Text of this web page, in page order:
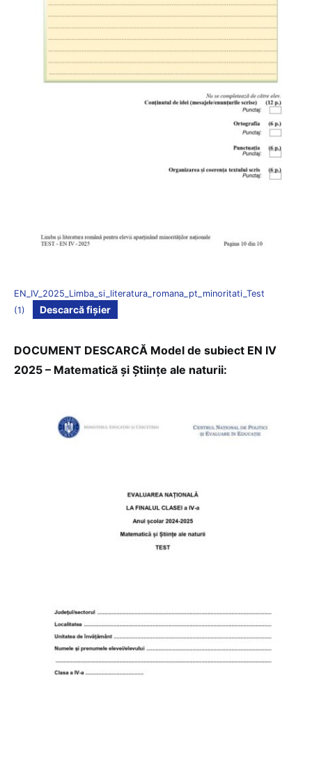
EN_IV_2025_Limba_si_literatura_romana_pt_minoritati_Test
(1)
Descarcă fișier
DOCUMENT DESCARCĂ Model de subiect EN IV
2025 – Matematică și Științe ale naturii: